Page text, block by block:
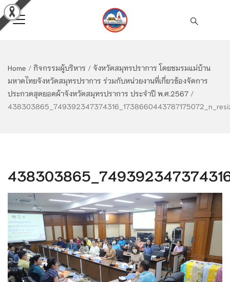
Home / กิจกรรมผู้บริหาร / จังหวัดสมุทรปราการ โดยชมรมแม่บ้าน
มหาดไทยจังหวัดสมุทรปราการ ร่วมกับหน่วยงานที่เกี่ยวข้องจัดการ
ประกวดสุดยอดผ้าจังหวัดสมุทรปราการ ประจำปี พ.ศ.2567 /